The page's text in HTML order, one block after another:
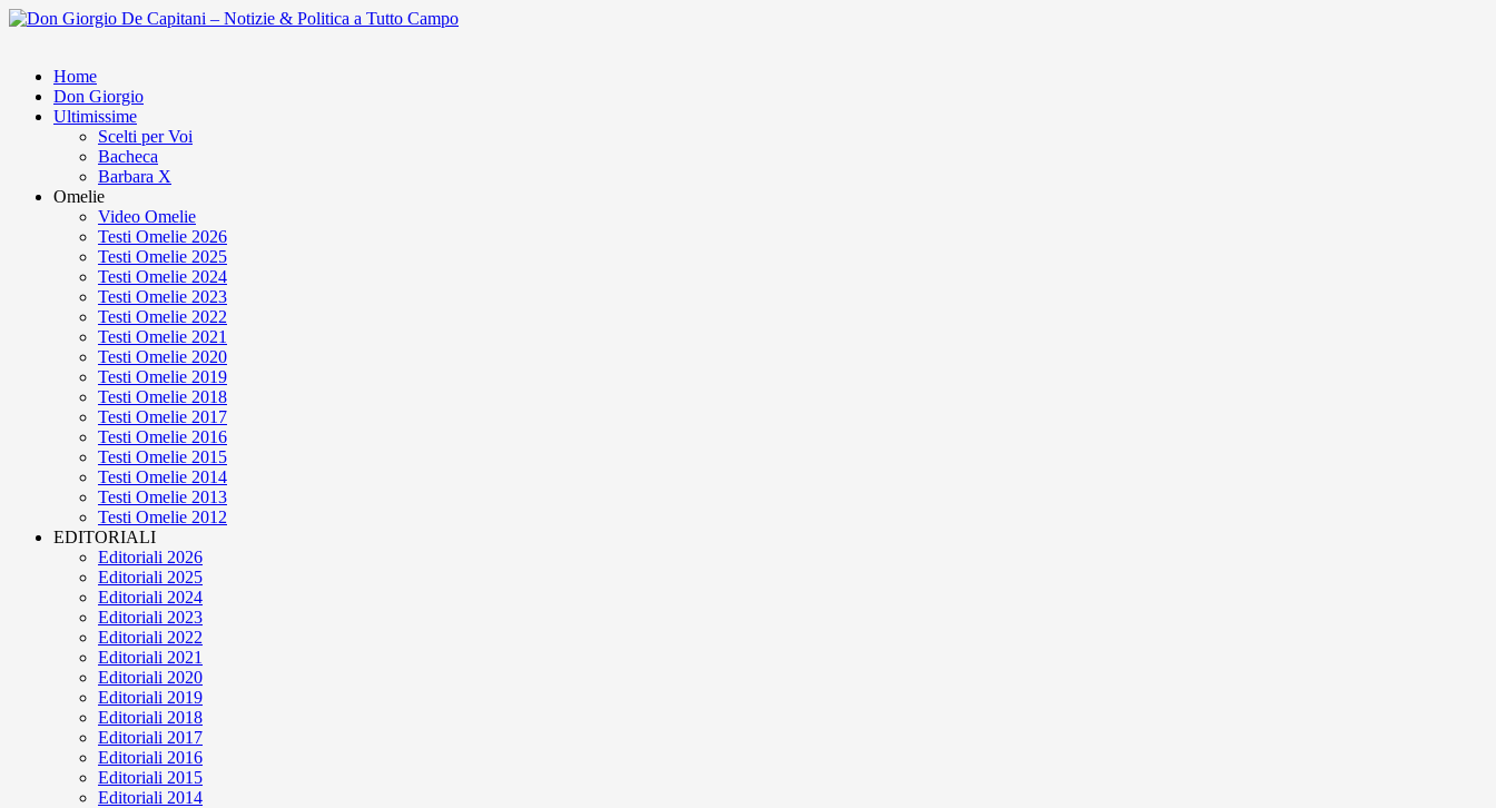
Home
Don Giorgio
Ultimissime
Scelti per Voi
Bacheca
Barbara X
Omelie
Video Omelie
Testi Omelie 2026
Testi Omelie 2025
Testi Omelie 2024
Testi Omelie 2023
Testi Omelie 2022
Testi Omelie 2021
Testi Omelie 2020
Testi Omelie 2019
Testi Omelie 2018
Testi Omelie 2017
Testi Omelie 2016
Testi Omelie 2015
Testi Omelie 2014
Testi Omelie 2013
Testi Omelie 2012
EDITORIALI
Editoriali 2026
Editoriali 2025
Editoriali 2024
Editoriali 2023
Editoriali 2022
Editoriali 2021
Editoriali 2020
Editoriali 2019
Editoriali 2018
Editoriali 2017
Editoriali 2016
Editoriali 2015
Editoriali 2014